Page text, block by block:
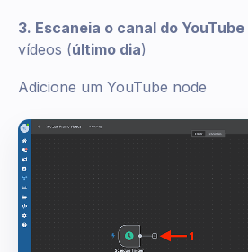
3. Escaneia o canal do YouTube
vídeos (último dia)
Adicione um YouTube node